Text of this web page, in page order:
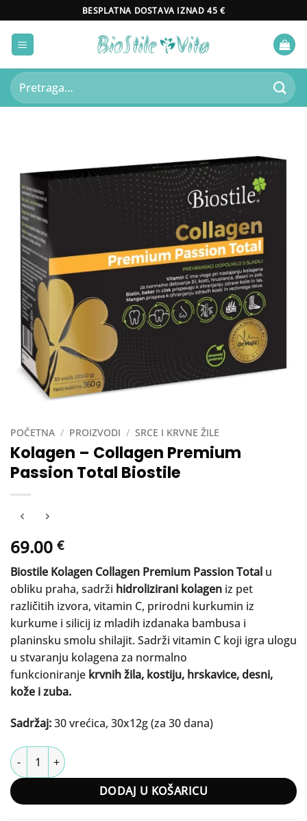
to
content
BESPLATNA DOSTAVA IZNAD 45 €
Pretraži:
POČETNA / PROIZVODI / SRCE I KRVNE ŽILE
Kolagen – Collagen Premium
Passion Total Biostile
69.00 €
Biostile Kolagen Collagen Premium Passion Total u
obliku praha, sadrži hidrolizirani kolagen iz pet
različitih izvora, vitamin C, prirodni kurkumin iz
kurkume i silicij iz mladih izdanaka bambusa i
planinsku smolu shilajit. Sadrži vitamin C koji igra ulogu
u stvaranju kolagena za normalno
funkcioniranje krvnih žila, kostiju, hrskavice, desni,
kože i zuba.
Sadržaj:30 vrećica, 30x12g (za 30 dana)
Kolagen - Collagen Premium Passion Total Biostile količina
DODAJ U KOŠARICU